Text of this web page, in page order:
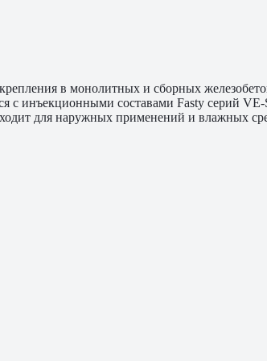
в монолитных и сборных
инъекционными составами Fasty серий
для наружных применений и влажных